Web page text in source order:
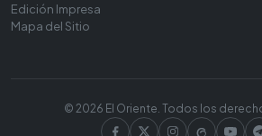
Edición Impresa
Mapa del Sitio
© 2026 El Oriente. Todos los